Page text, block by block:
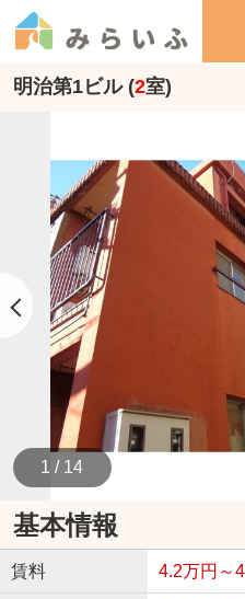
明治第1ビル (2室)
1 / 14
基本情報
賃料 4.2万円～